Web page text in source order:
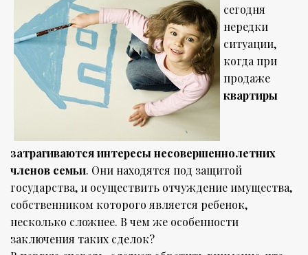
сегодня
нередки
ситуации,
когда при
продаже
квартиры
затрагиваются интересы несовершеннолетних
членов семьи. Они находятся под защитой
государства, и осуществить отчуждение имущества,
собственником которого является ребенок,
несколько сложнее. В чем же особенности
заключения таких сделок?